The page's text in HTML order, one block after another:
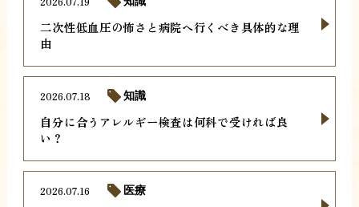
二次性低血圧の怖さと病院へ行くべき具体的な理
由
自分に合うアレルギー検査は何科で受ければ良
い？
2026.07.18 知識
2026.07.16 医療